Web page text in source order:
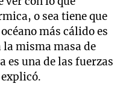
o sea tiene que
más cálido es
la misma masa de
es una de las fuerzas